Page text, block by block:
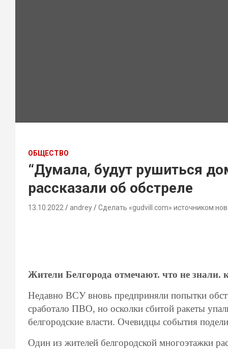
ОБЩЕСТВО
“Думала, будут рушиться
рассказали об обстреле
13.10.2022 andrey Сделать «gudvill.com» источником
Жители Белгорода отмечают. что не знали.
Недавно ВСУ вновь предприняли попытки
сработало ПВО, но осколки сбитой ракеты
белгородские власти. Очевидцы события
Один из жителей белгородской многоэтажки